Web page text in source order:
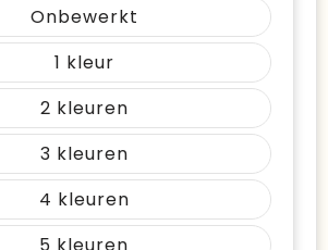
Onbewerkt
1
2
3
4